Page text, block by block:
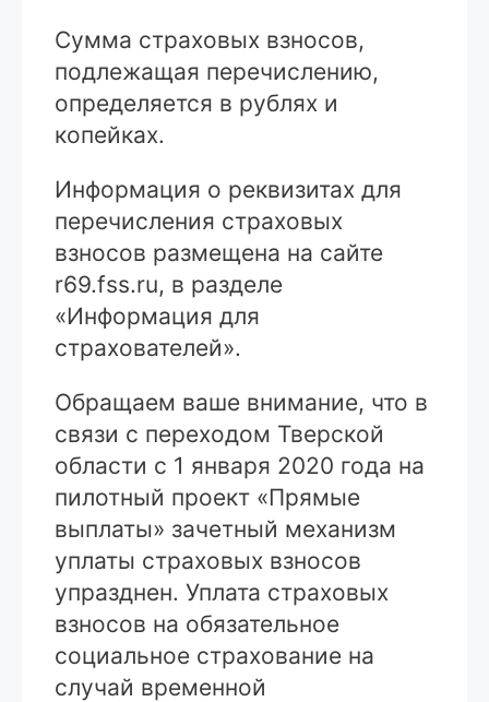
Сумма страховых взносов,
подлежащая перечислению,
определяется в рублях и
копейках.
Информация о реквизитах для
перечисления страховых
взносов размещена на сайте
r69.fss.ru, в разделе
«Информация для
страхователей».
Обращаем ваше внимание, что в
связи с переходом Тверской
области с 1 января 2020 года на
пилотный проект «Прямые
выплаты» зачетный механизм
уплаты страховых взносов
упразднен. Уплата страховых
взносов на обязательное
социальное страхование на
случай временной